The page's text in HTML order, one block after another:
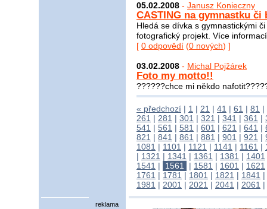
05.02.2008 - Janusz Konieczny
CASTING na gymnastku či
Hledá se dívka s gymnastickými
fotografický projekt. Více
[ 0 odpovědí (0 nových) ]
03.02.2008 - Michal Pojžárek
Foto my motto!!
??????chce mi někdo
« předchozí | 1 | 21 | 41 | 61 | 81 |
261 | 281 | 301 | 321 | 341 | 361 |
541 | 561 | 581 | 601 | 621 | 641 |
821 | 841 | 861 | 881 | 901 | 921 |
1081 | 1101 | 1121 | 1141 | 1161 |
| 1321 | 1341 | 1361 | 1381 | 1401
1541 | 1561 | 1581 | 1601 | 1621
1761 | 1781 | 1801 | 1821 | 1841 |
1981 | 2001 | 2021 | 2041 | 2061 |
reklama